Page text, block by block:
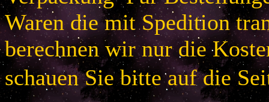
Waren die mit Spedition
berechnen wir nur die
schauen Sie bitte auf die